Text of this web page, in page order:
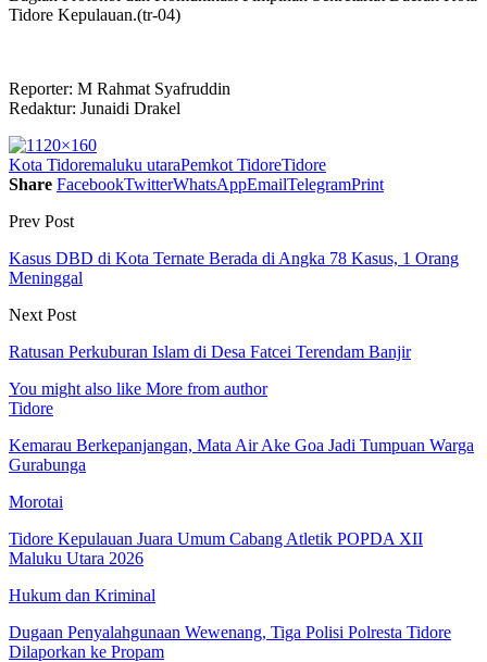
Tidore Kepulauan.(tr-04)
Reporter: M Rahmat Syafruddin
Redaktur: Junaidi Drakel
Kota Tidoremaluku utaraPemkot TidoreTidore
Share FacebookTwitterWhatsAppEmailTelegramPrint
Prev Post
Kasus DBD di Kota Ternate Berada di Angka 78 Kasus, 1 Orang
Meninggal
Next Post
Ratusan Perkuburan Islam di Desa Fatcei Terendam Banjir
You might also like More from author
Tidore
Kemarau Berkepanjangan, Mata Air Ake Goa Jadi Tumpuan Warga
Gurabunga
Morotai
Tidore Kepulauan Juara Umum Cabang Atletik POPDA XII
Maluku Utara 2026
Hukum dan Kriminal
Dugaan Penyalahgunaan Wewenang, Tiga Polisi Polresta Tidore
Dilaporkan ke Propam